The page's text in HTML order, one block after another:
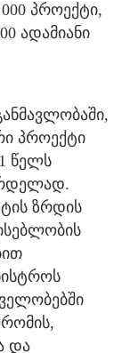
პროექტი,
ადამიანი
პროექტი
წელს
ზრდის
და